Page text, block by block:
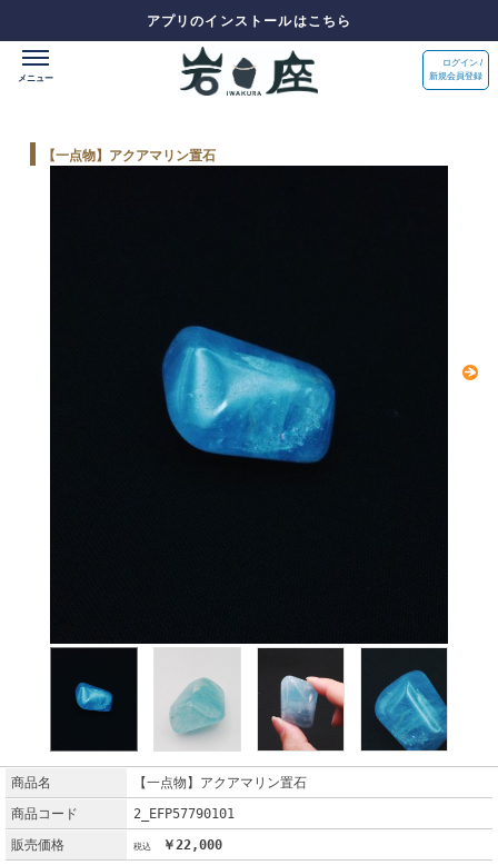
アプリのインストールはこちら
ログイン /
新規会員登録
【一点物】アクアマリン置石
商品名
【一点物】アクアマリン置石
商品コード
2_EFP57790101
販売価格
￥22,000